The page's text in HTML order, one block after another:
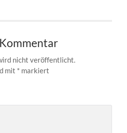
nicht veröffentlicht.
mit * markiert